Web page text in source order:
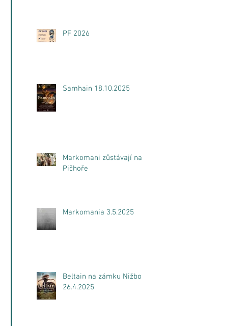
PF 2026
Samhain 18.10.2025
Markomani zůstávají na
Pičhoře
Markomania 3.5.2025
Beltain na zámku Nižbor
26.4.2025